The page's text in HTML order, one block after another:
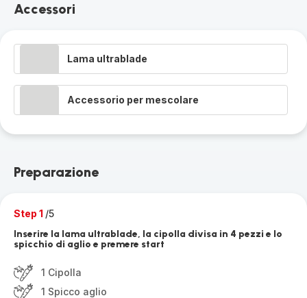
Accessori
Lama ultrablade
Accessorio per mescolare
Preparazione
Step 1 /5
Inserire la lama ultrablade, la cipolla divisa in 4 pezzi e lo
spicchio di aglio e premere start
1 Cipolla
1 Spicco aglio